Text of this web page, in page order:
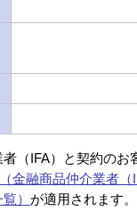
（IFA）と契約のお
（金融商品仲介業者
） が適用されます。